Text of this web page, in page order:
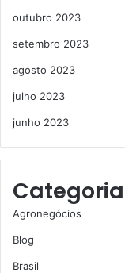
outubro 2023
setembro 2023
agosto 2023
julho 2023
junho 2023
Agronegócios
Blog
Brasil